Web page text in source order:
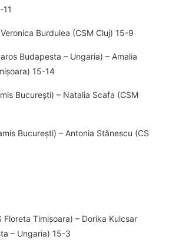
Burdulea (CSM Cluj) 15-9
Budapesta – Ungaria) – Amalia
15-14
București) – Natalia Scafa (CSM
București) – Antonia Stănescu (CS
Floreta Timișoara) – Dorika Kulcsar
– Ungaria) 15-3